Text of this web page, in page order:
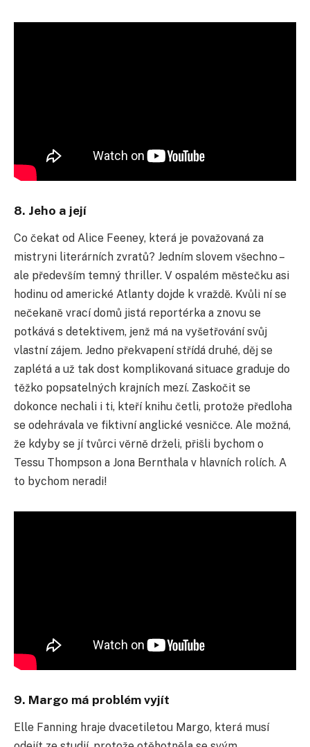
8. Jeho a její
Co čekat od Alice Feeney, která je považovaná za
mistryni literárních zvratů? Jedním slovem všechno –
ale především temný thriller. V ospalém městeč ku asi
hodinu od americké Atlanty dojde k vraždě. Kvůli ní se
nečekaně vrací domů jistá reportérka a znovu se
potkává s detektivem, jenž má na vyšetřování svůj
vlastní zájem. Jedno překvapení střídá druhé, děj se
zaplétá a už tak dost komplikovaná situace graduje do
těžko popsatelných krajních mezí. Zaskočit se
dokonce nechali i ti, kteří knihu četli, protože předloha
se odehrávala ve fiktivní anglické vesničce. Ale možná,
že kdyby se jí tvůrci věrně drželi, přišli bychom o
Tessu Thompson a Jona Bernthala v hlavních rolích. A
to bychom neradi!
9. Margo má problém vyjít
Elle Fanning hraje dvacetiletou Margo, která musí